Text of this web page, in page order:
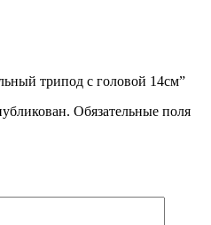
трипод с головой 14см”
Обязательные поля